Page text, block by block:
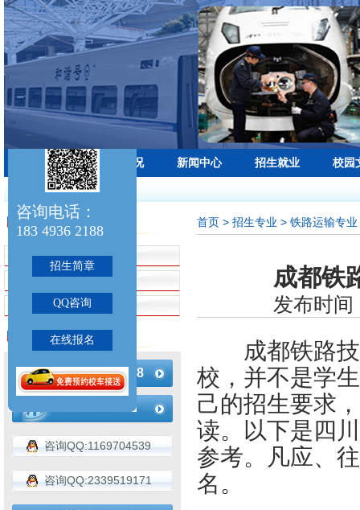
学校首页 学校概况 新闻中心 招生就业 校园
最新公告：
招生专业
招生简章
铁路运输专业
航空服务专业
联系我们
183-4936-2188
咨询QQ:1169704539
咨询QQ:2339519171
首页 > 招生专业 > 铁路运输专业
成都铁
发布时
成都铁路技
校，并不是学
己的招生要求
读。以下是四
参考。凡应、
名。
咨询电话：
183 4936 2188
招生简章
QQ咨询
在线报名